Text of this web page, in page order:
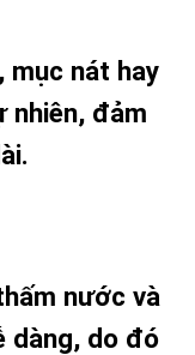
mục nát hay
nhiên, đảm
nước và
dàng, do đó